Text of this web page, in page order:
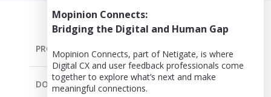
PRODUKT
DOKUMENTATION
Mopinion Connects:
Bridging the Digital and Human Gap
Mopinion Connects, part of Netigate, is where
Digital CX and user feedback professionals come
together to explore what’s next and make
meaningful connections.